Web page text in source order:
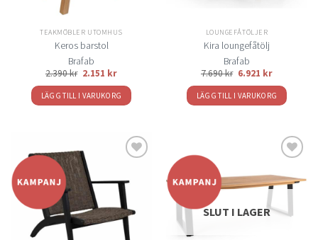
TEAKMÖBLER UTOMHUS
Keros barstol
Brafab
2.390kr 2.151 kr
LÄGG TILL I VARUKORG
LOUNGEFÅTÖLJER
Kira loungefåtölj
Brafab
7.690kr 6.921 kr
LÄGG TILL I VARUKORG
Lägg
till i
önskelistan
Lägg
önskelistan
SLUT I LAGER